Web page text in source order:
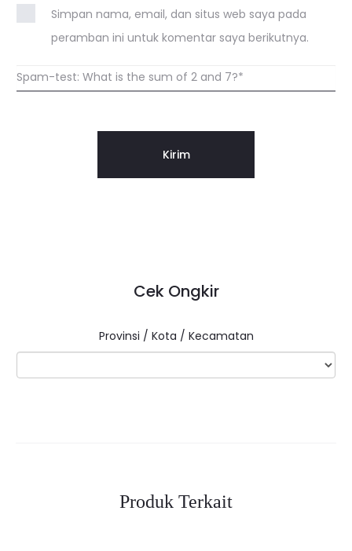
Simpan nama, email, dan situs web saya pada
peramban ini untuk komentar saya berikutnya.
Spam-test: What is the sum of 2 and 7?*
Cek Ongkir
Provinsi / Kota / Kecamatan
Produk Terkait